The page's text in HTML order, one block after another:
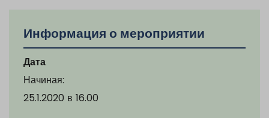
Информация о мероприятии
Дата
Начиная:
25.1.2020 в 16.00